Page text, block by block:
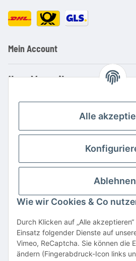
Mein Account
Ihre Vorteile
Kauf auf Rechnung
Große Auswahl an Netzteilen
Schnelle Lieferung
Hohe Lagerverfügbarkeit
Vertrag
* Alle Preise inkl. gesetzlicher USt., zzgl.Versand
Alle verwendeten Markennamen u.
Alle
Ablehnen
Wie wir Cookies & Co
Durch Klicken auf „Alle
Einsatz folgender Dienste auf
Vimeo, ReCaptcha. Sie können die
ändern (Fingerabdruck-Icon links